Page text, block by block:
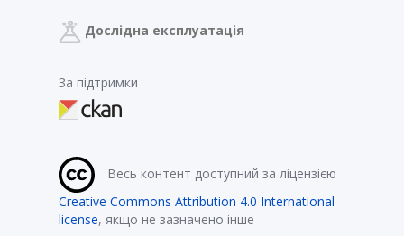
Дослідна експлуатація
За підтримки
Весь контент доступний за ліцензією
Creative Commons Attribution 4.0 International
license, якщо не зазначено інше